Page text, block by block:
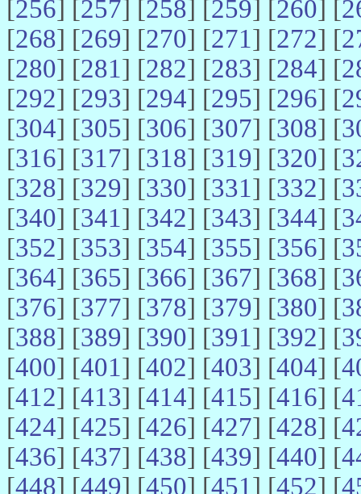
[256] [257] [258] [259] [260] [
[268] [269] [270] [271] [272] [
[280] [281] [282] [283] [284] [
[292] [293] [294] [295] [296] [
[304] [305] [306] [307] [308] [
[316] [317] [318] [319] [320] [
[328] [329] [330] [331] [332] [
[340] [341] [342] [343] [344] [
[352] [353] [354] [355] [356] [
[364] [365] [366] [367] [368] [
[376] [377] [378] [379] [380] [
[388] [389] [390] [391] [392] [
[400] [401] [402] [403] [404] [
[412] [413] [414] [415] [416] [
[424] [425] [426] [427] [428] [
[436] [437] [438] [439] [440] [
[448] [449] [450] [451] [452] [